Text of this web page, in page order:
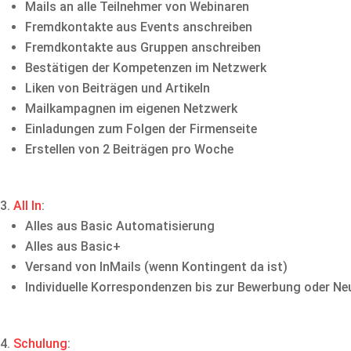
Mails an alle Teilnehmer von Webinaren
Fremdkontakte aus Events anschreiben
Fremdkontakte aus Gruppen anschreiben
Bestätigen der Kompetenzen im Netzwerk
Liken von Beiträgen und Artikeln
Mailkampagnen im eigenen Netzwerk
Einladungen zum Folgen der Firmenseite
Erstellen von 2 Beiträgen pro Woche
All In:
Alles aus Basic Automatisierung
Alles aus Basic+
Versand von InMails (wenn Kontingent da ist)
Individuelle Korrespondenzen bis zur Bewerbung oder
Schulung: